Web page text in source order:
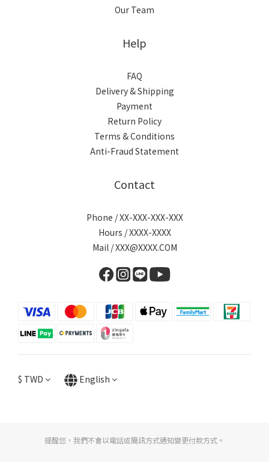
Our Team
Help
FAQ
Delivery & Shipping
Payment
Return Policy
Terms & Conditions
Anti-Fraud Statement
Contact
Phone / XX-XXX-XXX-XXX
Hours / XXXX-XXXX
Mail / XXX@XXXX.COM
$ TWD English
提醒您，我們不會以電話或簡訊方式通知變更付款方式。